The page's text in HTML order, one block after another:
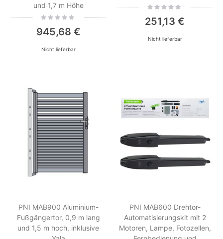
und 1,7 m Höhe
Rating:
945,68 €
Nicht lieferbar
Rating:
251,13 €
Nicht lieferbar
PNI MAB900 Aluminium-
Fußgängertor, 0,9 m lang
und 1,5 m hoch, inklusive
PNI MAB600 Drehtor-
Automatisierungskit mit 2
Motoren, Lampe, Fotozellen,